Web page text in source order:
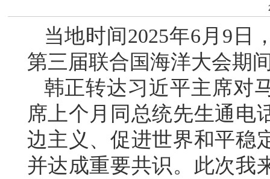
当地时间2025年6月9日
第三届联合国海洋大会期
韩正转达习近平主席对
席上个月同总统先生通电
边主义、促进世界和平稳
并达成重要共识。此次我